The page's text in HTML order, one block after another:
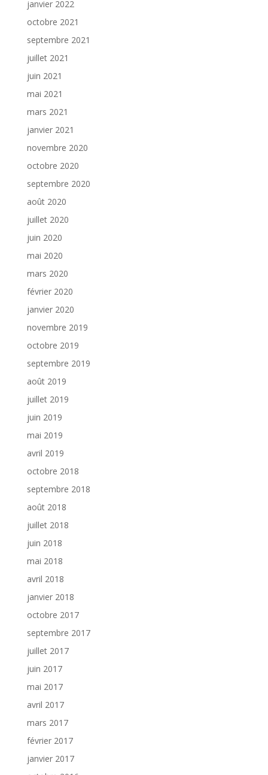
janvier 2022
octobre 2021
septembre 2021
juillet 2021
juin 2021
mai 2021
mars 2021
janvier 2021
novembre 2020
octobre 2020
septembre 2020
août 2020
juillet 2020
juin 2020
mai 2020
mars 2020
février 2020
janvier 2020
novembre 2019
octobre 2019
septembre 2019
août 2019
juillet 2019
juin 2019
mai 2019
avril 2019
octobre 2018
septembre 2018
août 2018
juillet 2018
juin 2018
mai 2018
avril 2018
janvier 2018
octobre 2017
septembre 2017
juillet 2017
juin 2017
mai 2017
avril 2017
mars 2017
février 2017
janvier 2017